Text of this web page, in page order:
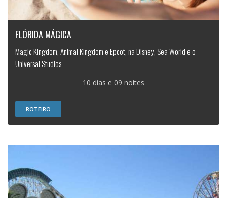
FLÓRIDA MÁGICA
Magic Kingdom, Animal Kingdom e Epcot, na Disney, Sea World e o
Universal Studios
10 dias e 09 noites
ROTEIRO